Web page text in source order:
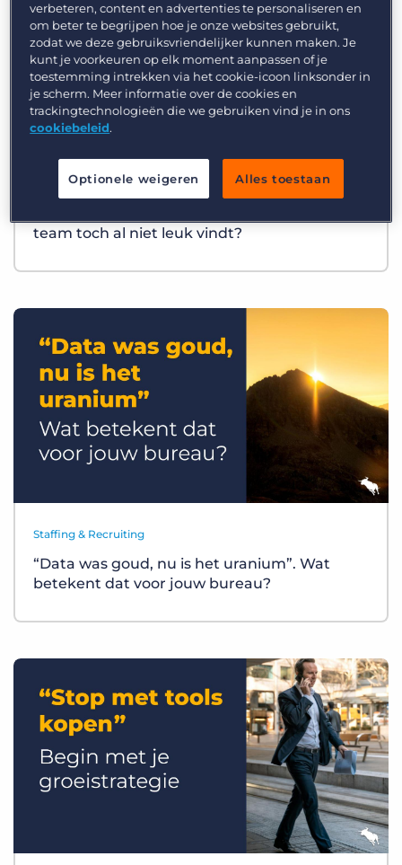
Best Practices
team toch al niet leuk vindt?
Staffing & Recruiting
“Data was goud, nu is het uranium”. Wat
betekent dat voor jouw bureau?
verbeteren, content en advertenties te personaliseren en
om beter te begrijpen hoe je onze websites gebruikt,
zodat we deze gebruiksvriendelijker kunnen maken. Je
kunt je voorkeuren op elk moment aanpassen of je
toestemming intrekken via het cookie-icoon linksonder in
je scherm. Meer informatie over de cookies en
trackingtechnologieën die we gebruiken vind je in ons
cookiebeleid.
Optionele weigeren Alles toestaan